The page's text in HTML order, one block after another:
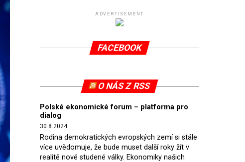
ADVERTISEMENT
FACEBOOK
O NÁS Z RSS
Polské ekonomické forum – platforma pro
dialog
30.8.2024
Rodina demokratických evropských zemí si stále
více uvědomuje, že bude muset další roky žít v
realitě nové studené války. Ekonomiky našich